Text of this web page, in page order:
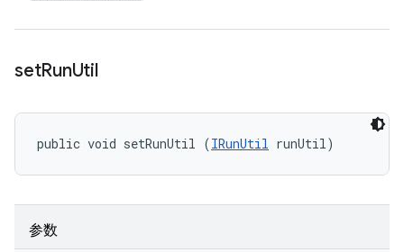
setRunUtil
public void setRunUtil (IRunUtil runUtil)
参数